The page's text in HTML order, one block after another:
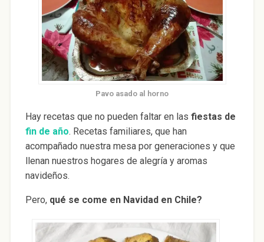
Pavo asado al horno
Hay recetas que no pueden faltar en las fiestas de
fin de año. Recetas familiares, que han
acompañado nuestra mesa por generaciones y que
llenan nuestros hogares de alegría y aromas
navideños.
Pero, qué se come en Navidad en Chile?